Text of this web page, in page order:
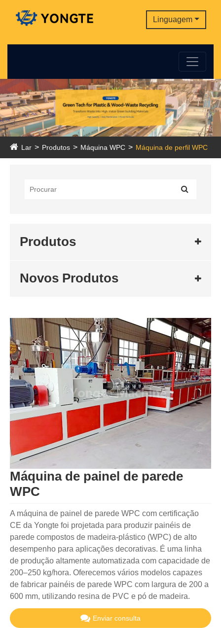
Linguagem
Lar Produtos Máquina WPC Máquina de perfil WPC
Produtos
Novos Produtos
Máquina de painel de parede
WPC
A máquina de painel de parede WPC com certificação
CE da Yongte foi projetada para produzir painéis de
parede compostos de madeira-plástico (WPC) de alto
desempenho para aplicações decorativas. É uma linha
de produção altamente automatizada com capacidade de
200–250 kg/hora. Oferecemos vários modelos capazes
de fabricar painéis de parede WPC com largura de 200 a
600 mm, utilizando resina de PVC e pó de madeira.
Enviar consulta